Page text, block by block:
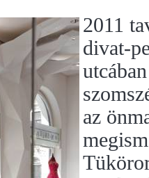
2011
divat-
az